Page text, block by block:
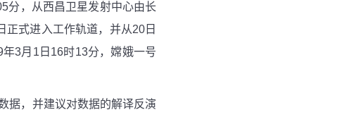
分，从西昌卫星发射中心由长
正式进入工作轨道，并从20日
年3月 1 日 16时13分，嫦娥一号
据，并建议对数据的解译反演